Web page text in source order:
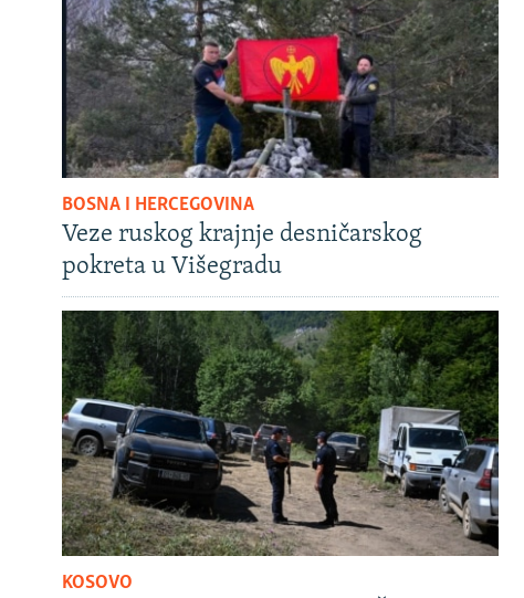
BOSNA I HERCEGOVINA
Veze ruskog krajnje desničarskog
pokreta u Višegradu
KOSOVO